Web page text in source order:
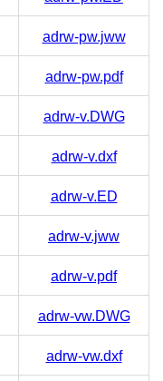
adrw-pw.jww
adrw-pw.pdf
adrw-v.DWG
adrw-v.dxf
adrw-v.ED
adrw-v.jww
adrw-v.pdf
adrw-vw.DWG
adrw-vw.dxf